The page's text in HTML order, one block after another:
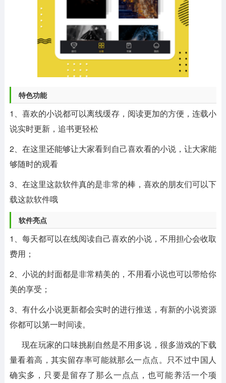
特色功能
1、喜欢的小说都可以离线缓存，阅读更加的方便，连载小
说实时更新，追书更轻松
2、在这里还能够让大家看到自己喜欢看的小说，让大家能
够随时的观看
3、在这里这款软件真的是非常的棒，喜欢的朋友们可以下
载这款软件哦
软件亮点
1、每天都可以在线阅读自己喜欢的小说，不用担心会收取
费用；
2、小说的封面都是非常精美的，不用看小说也可以带给你
美的享受；
3、有什么小说更新都会实时的进行推送，有新的小说资源
你都可以第一时间读。
现在玩家的口味挑剔自然是不用多说，很多游戏的下载
量看着高，其实留存率可能就那么一点点。只不过中国人
确实多，只要是留存了那么一点点，也可能养活一个项